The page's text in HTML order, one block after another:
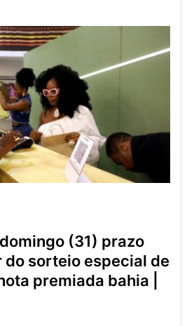
sorteio especial de
premiada bahia |